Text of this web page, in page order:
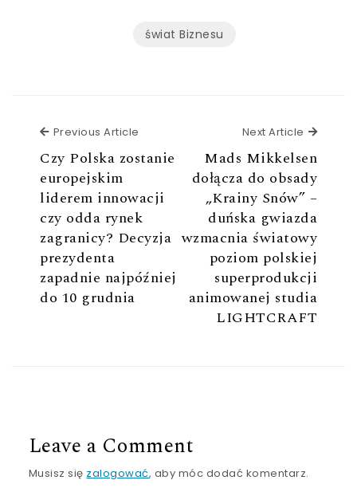
świat Biznesu
Previous Article
Czy Polska zostanie
europejskim
liderem innowacji
czy odda rynek
zagranicy? Decyzja
prezydenta
zapadnie najpóźniej
do 10 grudnia
Next Article Next
Mads Mikkelsen
dołącza do obsady
„Krainy Snów” –
duńska gwiazda
wzmacnia światowy
poziom polskiej
superprodukcji
animowanej studia
LIGHTCRAFT
Leave a Comment
Musisz się zalogować, aby móc dodać komentarz.